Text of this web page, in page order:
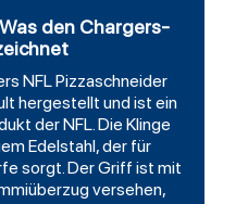
den Chargers-
NFL Pizzaschneider
hergestellt und ist ein
der NFL. Die Klinge
Edelstahl, der für
sorgt. Der Griff ist mit
versehen,